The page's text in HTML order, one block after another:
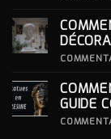
GUIDE